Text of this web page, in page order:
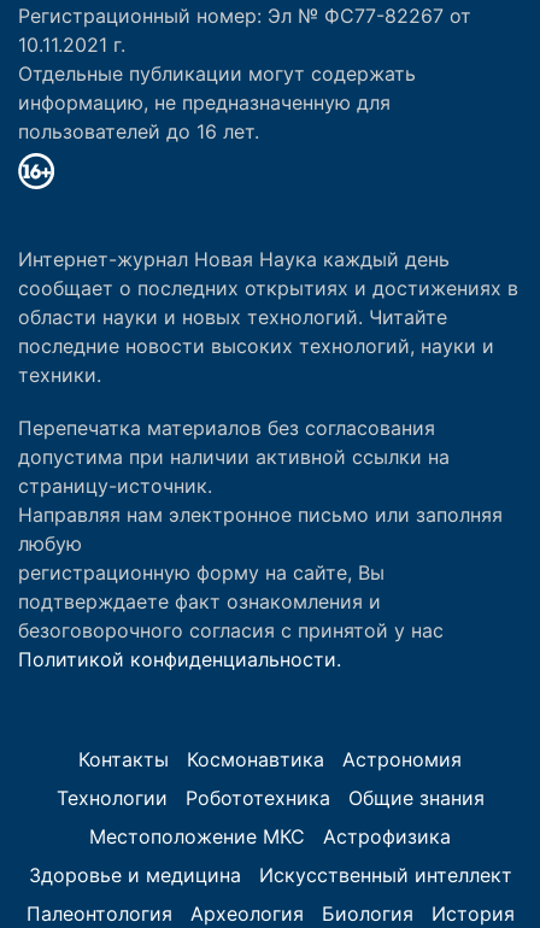
Регистрационный номер: Эл № ФС77-82267 от
10.11.2021 г.
Отдельные публикации могут содержать
информацию, не предназначенную для
пользователей до 16 лет.
Интернет-журнал Новая Наука каждый день
сообщает о последних открытиях и достижениях в
области науки и новых технологий. Читайте
последние новости высоких технологий, науки и
техники.
Перепечатка материалов без согласования
допустима при наличии активной ссылки на
страницу-источник.
Направляя нам электронное письмо или заполняя
любую
регистрационную форму на сайте, Вы
подтверждаете факт ознакомления и
безоговорочного согласия с принятой у нас
Политикой конфиденциальности.
Контакты Космонавтика
Астрономия
Технологии
Робототехника
Общие знания
Местоположение МКС
Астрофизика
Здоровье и медицина
Искусственный интеллект
Палеонтология
Археология Биология История